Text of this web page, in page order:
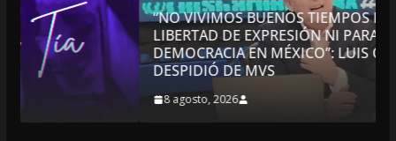
“NO VIVIMOS BUENOS TIEMPOS PARA LA
LIBERTAD DE EXPRESIÓN NI PARA LA
DEMOCRACIA EN MÉXICO”: LUIS CÁRDENAS; SE
DESPIDIÓ DE MVS
8 agosto, 2026